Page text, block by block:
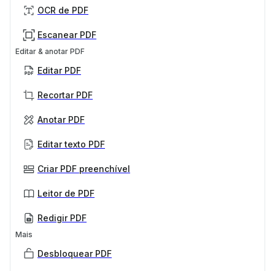
OCR de PDF
Escanear PDF
Editar & anotar PDF
Editar PDF
Recortar PDF
Anotar PDF
Editar texto PDF
Criar PDF preenchível
Leitor de PDF
Redigir PDF
Mais
Desbloquear PDF